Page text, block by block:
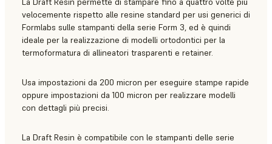
velocemente rispetto alle resine standard per usi generici di
Formlabs sulle stampanti della serie Form 3, ed è quindi
ideale per la realizzazione di modelli ortodontici per la
termoformatura di allineatori trasparenti e retainer.
Usa impostazioni da 200 micron per eseguire stampe rapide
oppure impostazioni da 100 micron per realizzare modelli
con dettagli più precisi.
La Draft Resin è compatibile con le stampanti delle serie